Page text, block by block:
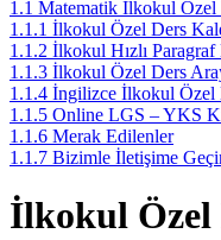
1.1 Matematik İlkokul
1.1.1 İlkokul Özel Ders
1.1.2 İlkokul Hızlı
1.1.3 İlkokul Özel Ders
1.1.4 İngilizce İlkokul Özel
1.1.5 Online LGS – YKS
1.1.6 Merak Edilenler
1.1.7 Bizimle İletişime
İlkokul Özel